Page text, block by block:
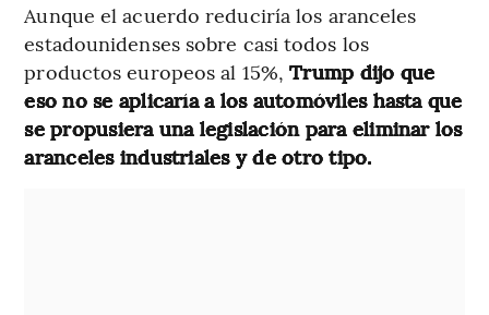
Aunque el acuerdo reduciría los aranceles
estadounidenses sobre casi todos los
productos europeos al 15%, Trump dijo que
eso no se aplicaría a los automóviles hasta que
se propusiera una legislación para eliminar los
aranceles industriales y de otro tipo.